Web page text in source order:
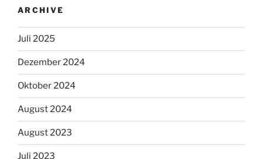
ARCHIVE
Juli 2025
Dezember 2024
Oktober 2024
August 2024
August 2023
Juli 2023